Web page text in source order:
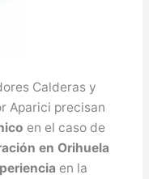
Calderas y
Aparici precisan
en el caso de
en Orihuela
en la